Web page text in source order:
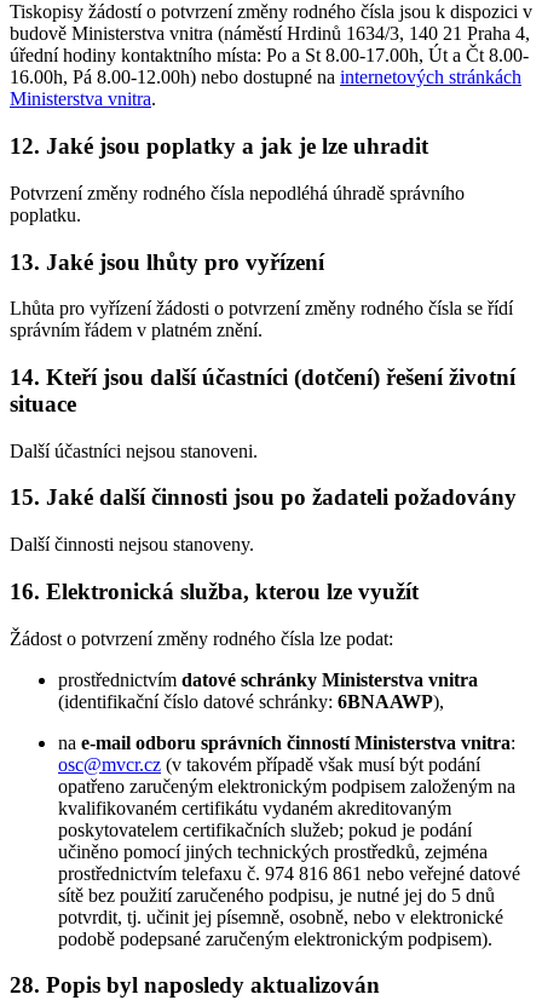
Tiskopisy žádostí o potvrzení změny rodného čísla jsou k dispozici v
budově Ministerstva vnitra (náměstí Hrdinů 1634/3, 140 21 Praha 4,
úřední hodiny kontaktního místa: Po a St 8.00-17.00h, Út a Čt 8.00-
16.00h, Pá 8.00-12.00h) nebo dostupné na internetových stránkách
Ministerstva vnitra.
12. Jaké jsou poplatky a jak je lze uhradit
Potvrzení změny rodného čísla nepodléhá úhradě správního
poplatku.
13. Jaké jsou lhůty pro vyřízení
Lhůta pro vyřízení žádosti o potvrzení změny rodného čísla se řídí
správním řádem v platném znění.
14. Kteří jsou další účastníci (dotčení) řešení životní
situace
Další účastníci nejsou stanoveni.
15. Jaké další činnosti jsou po žadateli požadovány
Další činnosti nejsou stanoveny.
16. Elektronická služba, kterou lze využít
Žádost o potvrzení změny rodného čísla lze podat:
prostřednictvím datové schránky Ministerstva vnitra
(identifikační číslo datové schránky: 6BNAAWP),
na e-mail odboru správních činností Ministerstva vnitra:
osc@mvcr.cz (v takovém případě však musí být podání
opatřeno zaručeným elektronickým podpisem založeným na
kvalifikovaném certifikátu vydaném akreditovaným
poskytovatelem certifikačních služeb; pokud je podání
učiněno pomocí jiných technických prostředků, zejména
prostřednictvím telefaxu č. 974 816 861 nebo veřejné datové
sítě bez použití zaručeného podpisu, je nutné jej do 5 dnů
potvrdit, tj. učinit jej písemně, osobně, nebo v elektronické
podobě podepsané zaručeným elektronickým podpisem).
28. Popis byl naposledy aktualizován